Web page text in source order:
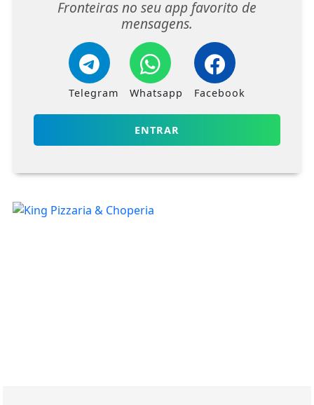
Fronteiras no seu app favorito de
mensagens.
Telegram Whatsapp Facebook
ENTRAR